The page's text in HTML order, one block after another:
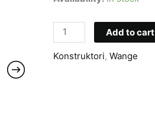
Konstruktors
Wange
Space
Add to cart
Konstruktori, Wange